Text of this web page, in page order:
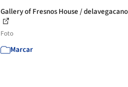
Gallery of Fresnos House /
Foto
Marcar